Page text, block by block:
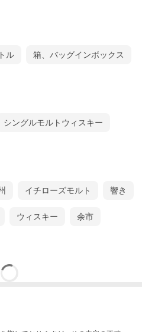
ル 箱、バッグインボックス
シングルモルトウィスキー
イチローズモルト 響き
ウィスキー 余市